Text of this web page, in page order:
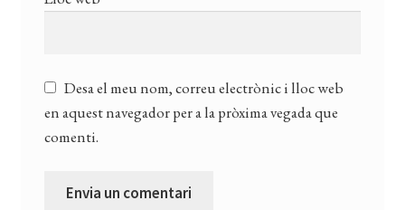
Desa el meu nom, correu electrònic i lloc web
en aquest navegador per a la pròxima vegada que
comenti.